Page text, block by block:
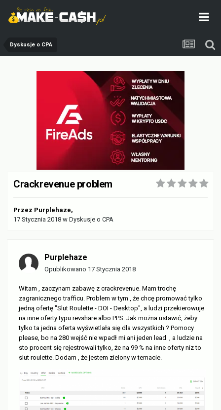
Dyskusje o CPA
Crackrevenue problem
Przez Purplehaze,
17 Stycznia 2018 w Dyskusje o CPA
Purplehaze
Opublikowano 17 Stycznia 2018
Witam , zaczynam zabawę z crackrevenue. Mam trochę
zagranicznego trafficu. Problem w tym , że chcę promować tylko
jedną ofertę "Slut Roulette - DOI - Desktop", a ludzi przekierowuje
na inne oferty typu revshare albo PPS. Jak można ustawić, żeby
tylko ta jedna oferta wyświetlała się dla wszystkich ? Pomocy
please, bo na 280 wejść nie wpadł mi ani jeden lead , a ludzie na
sto procent się rejestrowali tylko, że na 99 % na inne oferty niz to
slut roulette. Dodam , że jestem zielony w temacie.